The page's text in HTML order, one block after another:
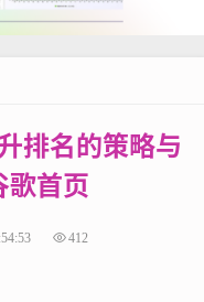
排名的策略与
歌首页
412